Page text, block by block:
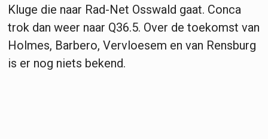
Kluge die naar Rad-Net Osswald gaat. Conca
trok dan weer naar Q36.5. Over de toekomst van
Holmes, Barbero, Vervloesem en van Rensburg
is er nog niets bekend.